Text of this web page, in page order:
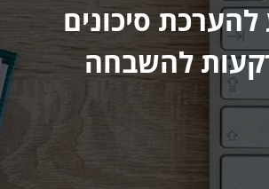
סיכונים
להשבחה